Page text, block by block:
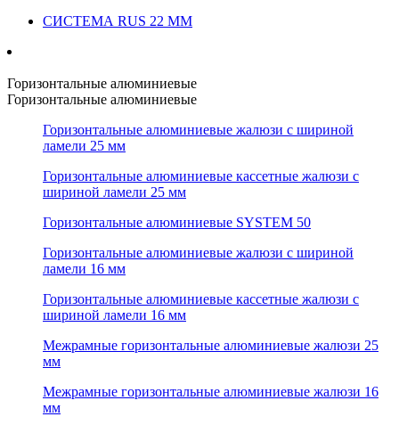
СИСТЕМА RUS 22 ММ
Горизонтальные алюминиевые
Горизонтальные алюминиевые
Горизонтальные алюминиевые жалюзи с шириной
ламели 25 мм
Горизонтальные алюминиевые кассетные жалюзи с
шириной ламели 25 мм
Горизонтальные алюминиевые SYSTEM 50
Горизонтальные алюминиевые жалюзи с шириной
ламели 16 мм
Горизонтальные алюминиевые кассетные жалюзи с
шириной ламели 16 мм
Межрамные горизонтальные алюминиевые жалюзи 25
мм
Межрамные горизонтальные алюминиевые жалюзи 16
мм